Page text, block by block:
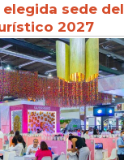
sede del
2027